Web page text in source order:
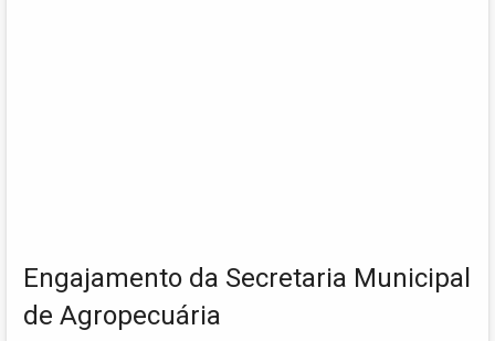
Engajamento da Secretaria Municipal
de Agropecuária